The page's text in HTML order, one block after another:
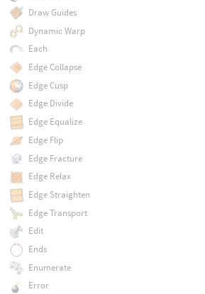
Draw Guides
Dynamic Warp
Each
Edge Collapse
Edge Cusp
Edge Divide
Edge Equalize
Edge Flip
Edge Fracture
Edge Relax
Edge Straighten
Edge Transport
Edit
Ends
Enumerate
Error